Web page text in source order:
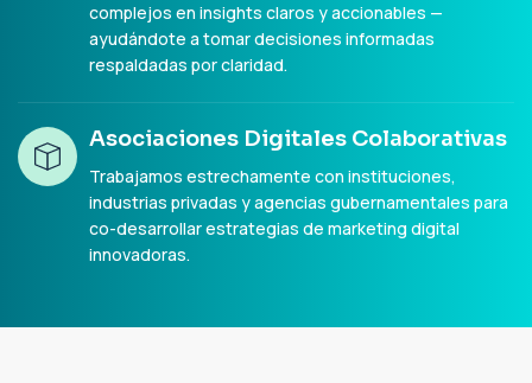
complejos en insights claros y accionables —
ayudándote a tomar decisiones informadas
respaldadas por claridad.
Asociaciones Digitales Colaborativas
Trabajamos estrechamente con instituciones,
industrias privadas y agencias gubernamentales para
co-desarrollar estrategias de marketing digital
innovadoras.